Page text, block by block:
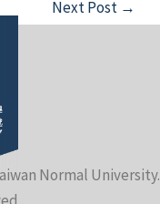
Next Post →
Normal University.